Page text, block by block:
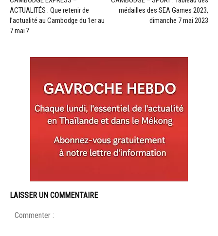
ACTUALITÉS : Que retenir de
l’actualité au Cambodge du 1er au
7 mai ?
médailles des SEA Games 2023,
dimanche 7 mai 2023
LAISSER UN COMMENTAIRE